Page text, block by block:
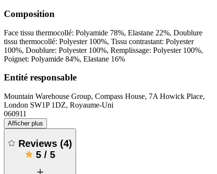
Composition
Face tissu thermocollé: Polyamide 78%, Elastane 22%, Doublure
tissu thermocollé: Polyester 100%, Tissu contrastant: Polyester
100%, Doublure: Polyester 100%, Remplissage: Polyester 100%,
Poignet: Polyamide 84%, Elastane 16%
Entité responsable
Mountain Warehouse Group, Compass House, 7A Howick Place,
London SW1P 1DZ, Royaume-Uni
060911
Afficher plus
Reviews (4)
5/ 5